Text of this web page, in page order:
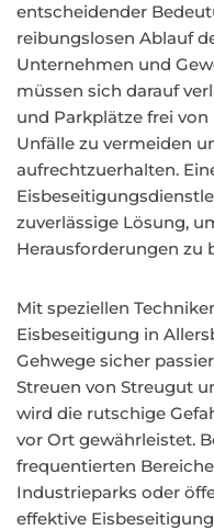
entscheidender
reibungslosen Ablauf
Unternehmen und
müssen sich darauf
und Parkplätze frei von
Unfälle zu vermeiden
aufrechtzuerhalten.
zuverlässige Lösung,
Herausforderungen zu
Mit speziellen
Eisbeseitigung in
Gehwege sicher
Streuen von Streugut
wird die rutschige
vor Ort gewährleistet.
frequentierten
Industrieparks oder
effektive